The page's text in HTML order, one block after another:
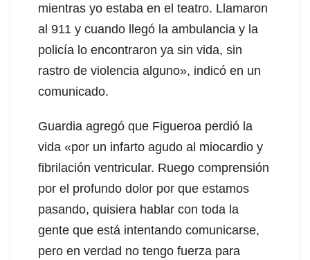
mientras yo estaba en el teatro. Llamaron
al 911 y cuando llegó la ambulancia y la
policía lo encontraron ya sin vida, sin
rastro de violencia alguno», indicó en un
comunicado.
Guardia agregó que Figueroa perdió la
vida «por un infarto agudo al miocardio y
fibrilación ventricular. Ruego comprensión
por el profundo dolor por que estamos
pasando, quisiera hablar con toda la
gente que está intentando comunicarse,
pero en verdad no tengo fuerza para